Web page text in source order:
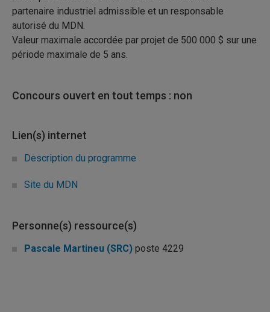
partenaire industriel admissible et un responsable
autorisé du MDN.
Valeur maximale accordée par projet de 500 000 $ sur une
période maximale de 5 ans.
Concours ouvert en tout temps : non
Lien(s) internet
Description du programme
Site du MDN
Personne(s) ressource(s)
Pascale Martineu (SRC) poste 4229